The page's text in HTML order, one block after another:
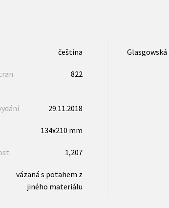
čeština
822
29.11.2018
134x210 mm
1,207
vázaná s potahem z
jiného materiálu